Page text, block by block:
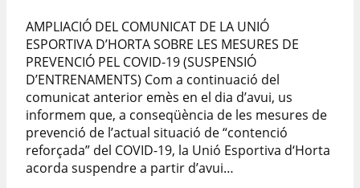
AMPLIACIÓ DEL COMUNICAT DE LA UNIÓ
ESPORTIVA D’HORTA SOBRE LES MESURES DE
PREVENCIÓ PEL COVID-19 (SUSPENSIÓ
D’ENTRENAMENTS) Com a continuació del
comunicat anterior emès en el dia d’avui, us
informem que, a conseqüència de les mesures de
prevenció de l’actual situació de “contenció
reforçada” del COVID-19, la Unió Esportiva d‘Horta
acorda suspendre a partir d’avui…